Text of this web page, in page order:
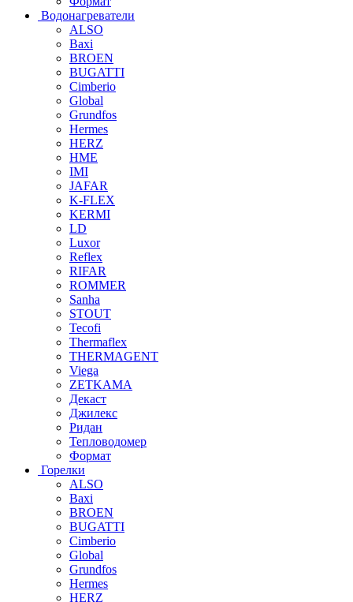
Водонагреватели
ALSO
Baxi
BROEN
BUGATTI
Cimberio
Global
Grundfos
Hermes
HERZ
HME
IMI
JAFAR
K-FLEX
KERMI
LD
Luxor
Reflex
RIFAR
ROMMER
Sanha
STOUT
Tecofi
Thermaflex
THERMAGENT
Viega
ZETKAMA
Декаст
Джилекс
Ридан
Тепловодомер
Формат
Горелки
ALSO
Baxi
BROEN
BUGATTI
Cimberio
Global
Grundfos
Hermes
HERZ